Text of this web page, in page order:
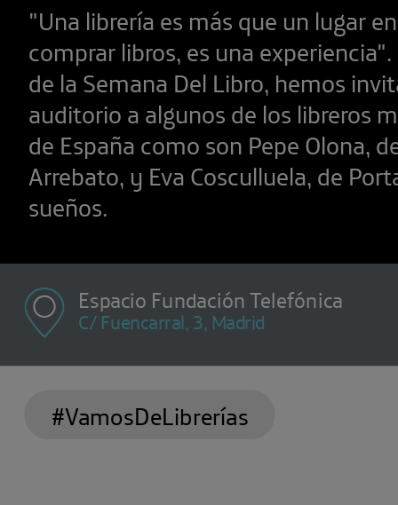
"Una librería es más que un lugar
comprar libros, es una
de la Semana Del Libro, hemos
auditorio a algunos de los libreros
de España como son Pepe Olona,
Arrebato, y Eva Cosculluela, de
sueños.
Espacio Fundación Telefónica
C/ Fuencarral, 3, Madrid
#VamosDeLibrerías